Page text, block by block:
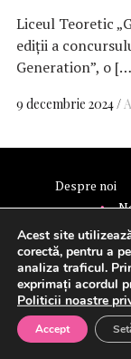
Liceul Teoretic
ediții a
Generation”, o
9 decembrie 2024
Despre noi
Politica de
©
Acest site
corectă, pentru a
analiza traficul.
exprimați acordul
Politicii noastre
Accept